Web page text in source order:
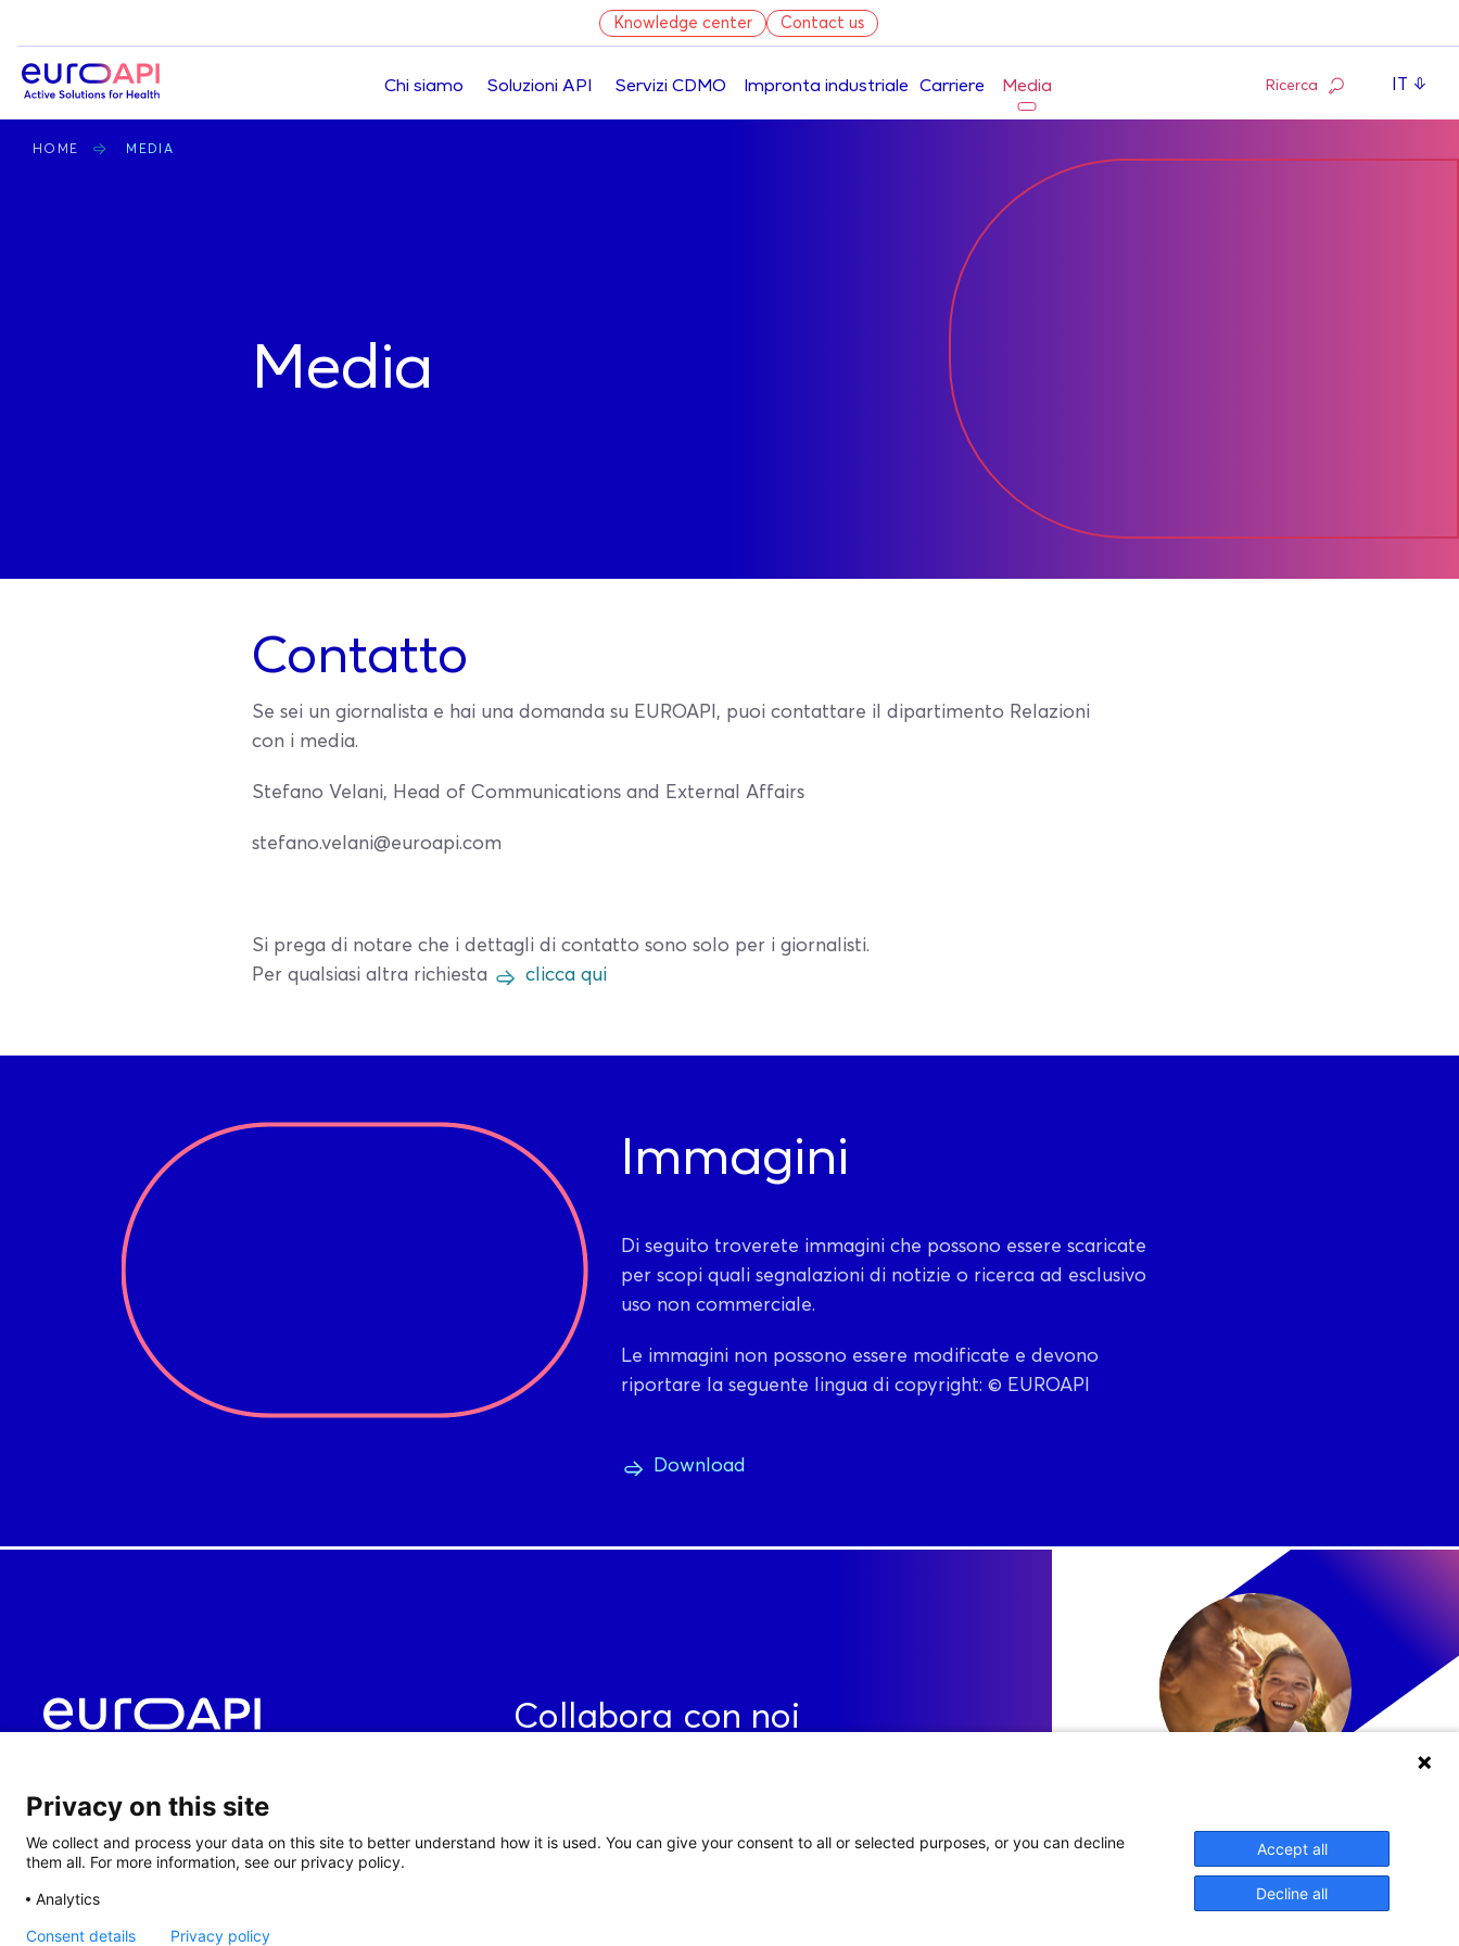
Top
navigation
Knowledge center Contact us
Chi siamo Soluzioni API Servizi CDMO Impronta industriale Carriere Media Ricerca IT
BRICIOLE
HOME MEDIA
Media
Contatto
Se sei un giornalista e hai una domanda su EUROAPI, puoi contattare il dipartimento Relazioni
con i media.
Stefano Velani, Head of Communications and External Affairs
stefano.velani@euroapi.com
Si prega di notare che i dettagli di contatto sono solo per i giornalisti.
Per qualsiasi altra richiesta
clicca qui
Immagini
Di seguito troverete immagini che possono essere scaricate
per scopi quali segnalazioni di notizie o ricerca ad esclusivo
uso non commerciale.
Le immagini non possono essere modificate e devono
riportare la seguente lingua di copyright: © EUROAPI
Download
Collabora con noi
LinkedIn
Privacy on this site
We collect and process your data on this site to better understand how it is used. You can give your consent to all or selected purposes, or you can decline
them all. For more information, see our privacy policy.
Analytics
Accept all
Decline all
Consent details Privacy policy